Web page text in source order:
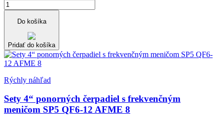
Do košíka
Pridať do košíka
Rýchly náhľad
Sety 4“ ponorných čerpadiel s frekvenčným
meničom SP5 QF6-12 AFME 8